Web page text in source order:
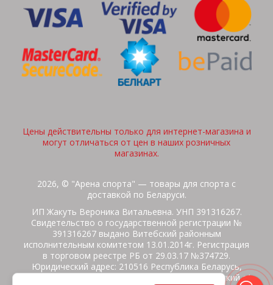
Цены действительны только для интернет-магазина и
могут отличаться от цен в наших розничных
магазинах.
2026, © "Арена спорта" — товары для спорта с
доставкой по Беларуси.
ИП Жакуть Вероника Витальевна. УНП 391316267.
Свидетельство о государственной регистрации №
391316267 выдано Витебский районным
исполнительным комитетом 13.01.2014г. Регистрация
в торговом реестре РБ от 29.03.17 №374729.
Юридический адрес: 210516 Республика Беларусь,
Витебская область, Витебский район, Бабиничский с/